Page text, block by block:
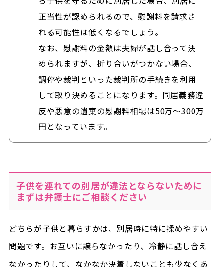
正当性が認められるので、慰謝料を請求さ
れる可能性は低くなるでしょう。
なお、慰謝料の金額は夫婦が話し合って決
められますが、折り合いがつかない場合、
調停や裁判といった裁判所の手続きを利用
して取り決めることになります。同居義務違
反や悪意の遺棄の慰謝料相場は50万～300万
円となっています。
子供を連れての別居が違法とならないために
まずは弁護士にご相談ください
どちらが子供と暮らすかは、別居時に特に揉めやすい
問題です。お互いに譲らなかったり、冷静に話し合え
なかったりして、なかなか決着しないことも少なくあ